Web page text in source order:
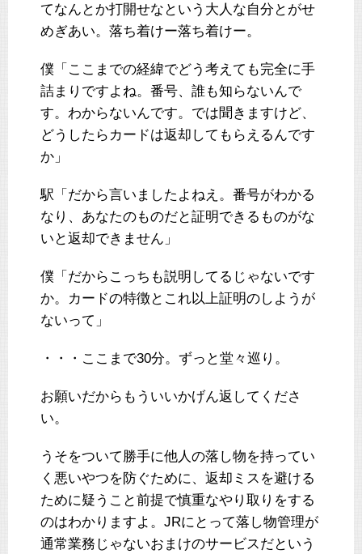
てなんとか打開せなという大人な自分とがせ
めぎあい。落ち着けー落ち着けー。
僕「ここまでの経緯でどう考えても完全に手
詰まりですよね。番号、誰も知らないんで
す。わからないんです。では聞きますけど、
どうしたらカードは返却してもらえるんです
か」
駅「だから言いましたよねえ。番号がわかる
なり、あなたのものだと証明できるものがな
いと返却できません」
僕「だからこっちも説明してるじゃないです
か。カードの特徴とこれ以上証明のしようが
ないって」
・・・ここまで30分。ずっと堂々巡り。
お願いだからもういいかげん返してくださ
い。
うそをついて勝手に他人の落し物を持ってい
く悪いやつを防ぐために、返却ミスを避ける
ために疑うこと前提で慎重なやり取りをする
のはわかりますよ。JRにとって落し物管理が
通常業務じゃないおまけのサービスだという